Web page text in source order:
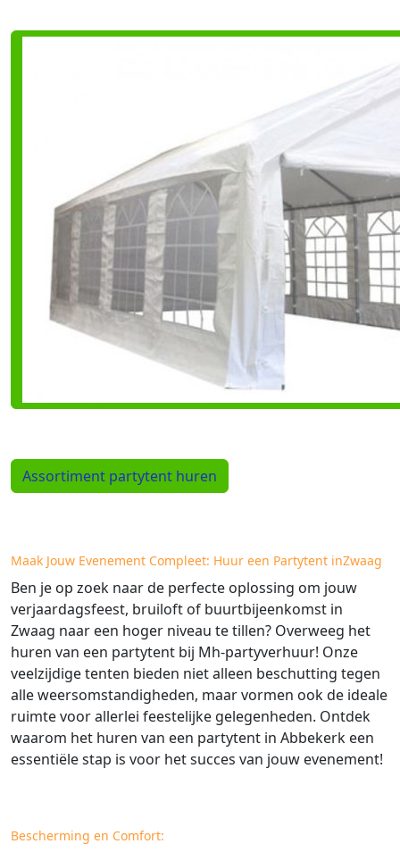
Assortiment partytent huren
Maak Jouw Evenement Compleet: Huur een Partytent inZwaag
Ben je op zoek naar de perfecte oplossing om jouw
verjaardagsfeest, bruiloft of buurtbijeenkomst in
Zwaag naar een hoger niveau te tillen? Overweeg het
huren van een partytent bij Mh-partyverhuur! Onze
veelzijdige tenten bieden niet alleen beschutting tegen
alle weersomstandigheden, maar vormen ook de ideale
ruimte voor allerlei feestelijke gelegenheden. Ontdek
waarom het huren van een partytent in Abbekerk een
essentiële stap is voor het succes van jouw evenement!
Bescherming en Comfort: